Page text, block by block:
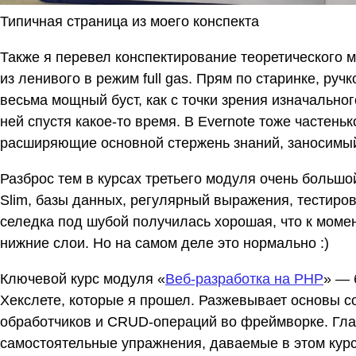
Типичная страница из моего конспекта
Также я перевел конспектирование
из ленивого в режим full gas. Прям по старинке,
весьма мощный буст, как с точки зрения
ней спустя какое-то время. В Evernote тоже
расширяющие основной стержень знаний,
Разброс тем в курсах третьего модуля очень
Slim, базы данных, регулярный выражения,
селедка под шубой получилась хорошая, что к
нижние слои. Но на самом деле это нормально :)
Ключевой курс модуля «Веб-разработка на PHP» —
Хекслете, которые я прошел. Разжевывает основы
обработчиков и CRUD-операций во фреймворке.
самостоятельные упражнения, даваемые в этом